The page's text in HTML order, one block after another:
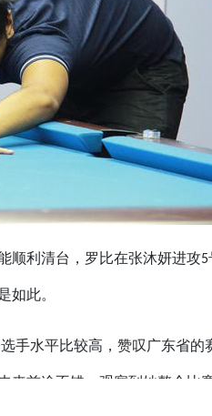
顺利清台，罗比在张沐妍进
如此。
手水平比较高，赞叹广东省
来前途不错，观察到她整个比